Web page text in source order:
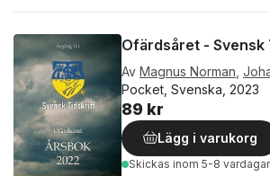
Ofärdsåret -
Av Magnus Norman
Pocket, Svenska, 2023
89 kr
Lägg i varukorg
Skickas inom 5-8 vardagar